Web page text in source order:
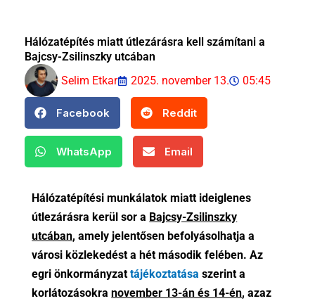
Hálózatépítés miatt útlezárásra kell számítani a
Bajcsy-Zsilinszky utcában
Selim Etkar
2025. november 13. 05:45
Facebook Reddit
WhatsApp Email
Hálózatépítési munkálatok miatt ideiglenes
útlezárásra kerül sor a Bajcsy-Zsilinszky
utcában, amely jelentősen befolyásolhatja a
városi közlekedést a hét második felében. Az
egri önkormányzattájékoztatása szerint a
korlátozásokranovember 13-án és 14-én, azaz